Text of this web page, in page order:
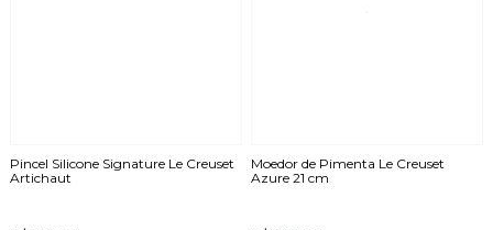
Pincel Silicone Signature Le Creuset
Artichaut
Moedor de Pimenta Le Creuset
Azure 21 cm